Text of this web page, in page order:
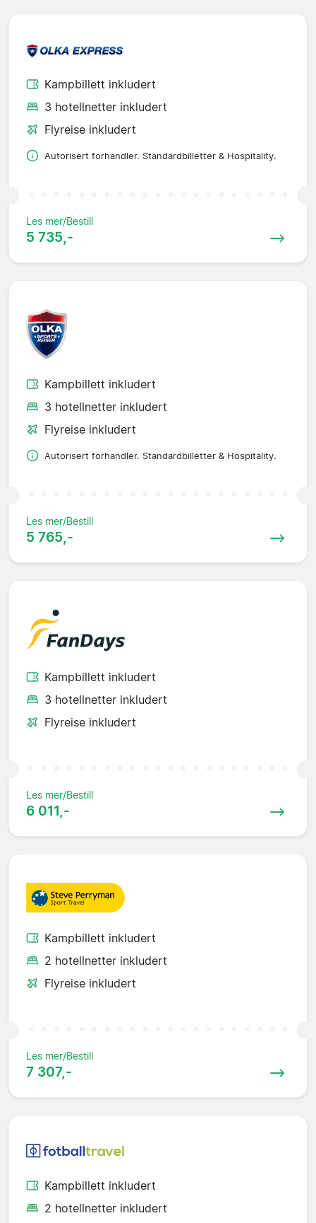
Kampbillett inkludert
3 hotellnetter inkludert
Flyreise inkludert
Autorisert forhandler. Standardbilletter & Hospitality.
Les mer/Bestill
5 735,-
Kampbillett inkludert
3 hotellnetter inkludert
Flyreise inkludert
Autorisert forhandler. Standardbilletter & Hospitality.
Les mer/Bestill
5 765,-
Kampbillett inkludert
3 hotellnetter inkludert
Flyreise inkludert
Les mer/Bestill
6 011,-
Kampbillett inkludert
2 hotellnetter inkludert
Flyreise inkludert
Les mer/Bestill
7 307,-
Kampbillett inkludert
2 hotellnetter inkludert